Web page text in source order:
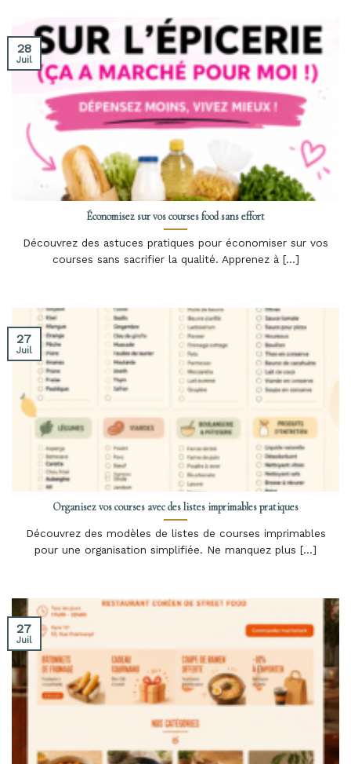
Économisez sur vos courses food sans effort
Découvrez des astuces pratiques pour économiser sur vos
courses sans sacrifier la qualité. Apprenez à [...]
28
Juil
Organisez vos courses avec des listes imprimables pratiques
Découvrez des modèles de listes de courses imprimables
pour une organisation simplifiée. Ne manquez plus [...]
27
Juil
27
Juil